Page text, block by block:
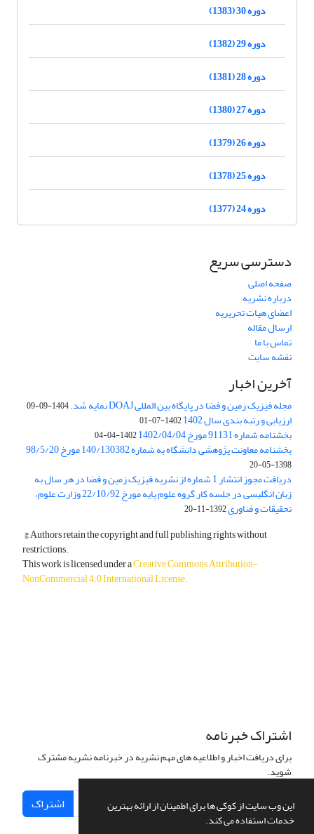
این وب سایت از کوکی ها برای اطمینان از ارائه بهترین
خدمات استفاده می کند.
دوره 30 (1383)
دوره 29 (1382)
دوره 28 (1381)
دوره 27 (1380)
دوره 26 (1379)
دوره 25 (1378)
دوره 24 (1377)
دسترسی سریع
صفحه اصلی
درباره نشریه
اعضای هیات تحریریه
ارسال مقاله
تماس با ما
نقشه سایت
آخرین اخبار
مجله فیزیک زمین و فضا در پایگاه بین المللی DOAJ نمایه شد. 1404-09-09
ارزیابی و رتبه بندی سال 1402 1402-07-01
بخشنامه شماره 91131 مورخ 1402/04/04 1402-04-04
بخشنامه معاونت پژوهشی دانشگاه به شماره 140/130382 مورخ 98/5/20
1398-05-20
دریافت مجوز انتشار 1 شماره از نشریه فیزیک زمین و فضا در هر سال به
زبان انگلیسی در جلسه کار گروه علوم پایه مورخ 22/10/92 وزارت علوم،
تحقیقات و فناوری1392-11-20
© Authors retain the copyright and full publishing rights without
restrictions.
This work is licensed under aCreative Commons Attribution-
NonCommercial 4.0 International License.
اشتراک خبرنامه
برای دریافت اخبار و اطلاعیه های مهم نشریه در خبرنامه نشریه مشترک
شوید.
اشتراک